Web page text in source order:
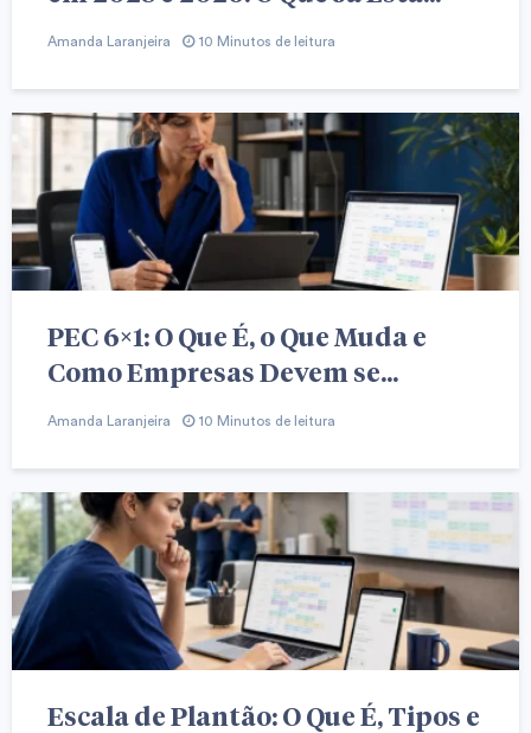
Amanda Laranjeira 10 Minutos de leitura
PEC 6×1: O Que É, o Que Muda e
Como Empresas Devem se...
Amanda Laranjeira 10 Minutos de leitura
Escala de Plantão: O Que É, Tipos e